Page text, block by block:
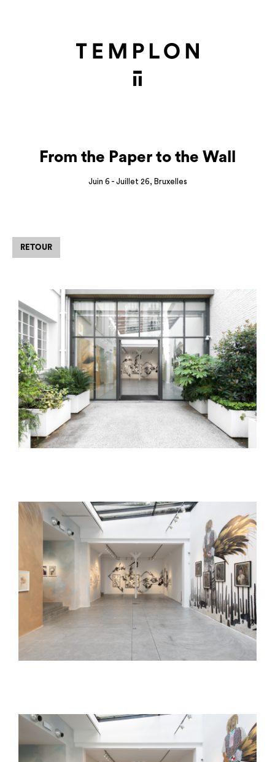
From the Paper to the Wall
Juin 6 - Juillet 26, Bruxelles
RETOUR